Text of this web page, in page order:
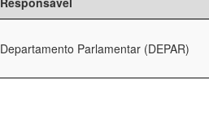
Departamento Parlamentar (DEPAR)